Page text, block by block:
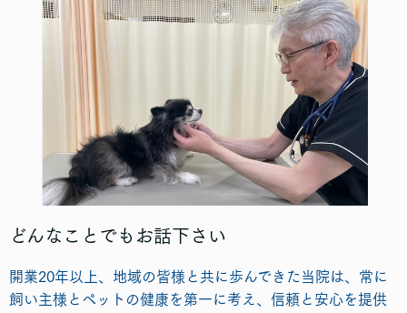
どんなことでもお話下さい
開業20年以上、地域の皆様と共に歩んできた当院は、常に
飼い主様とペットの健康を第一に考え、信頼と安心を提供